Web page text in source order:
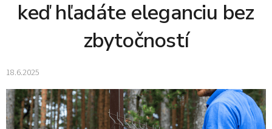
keď hľadáte eleganciu bez
zbytočností
18.6.2025